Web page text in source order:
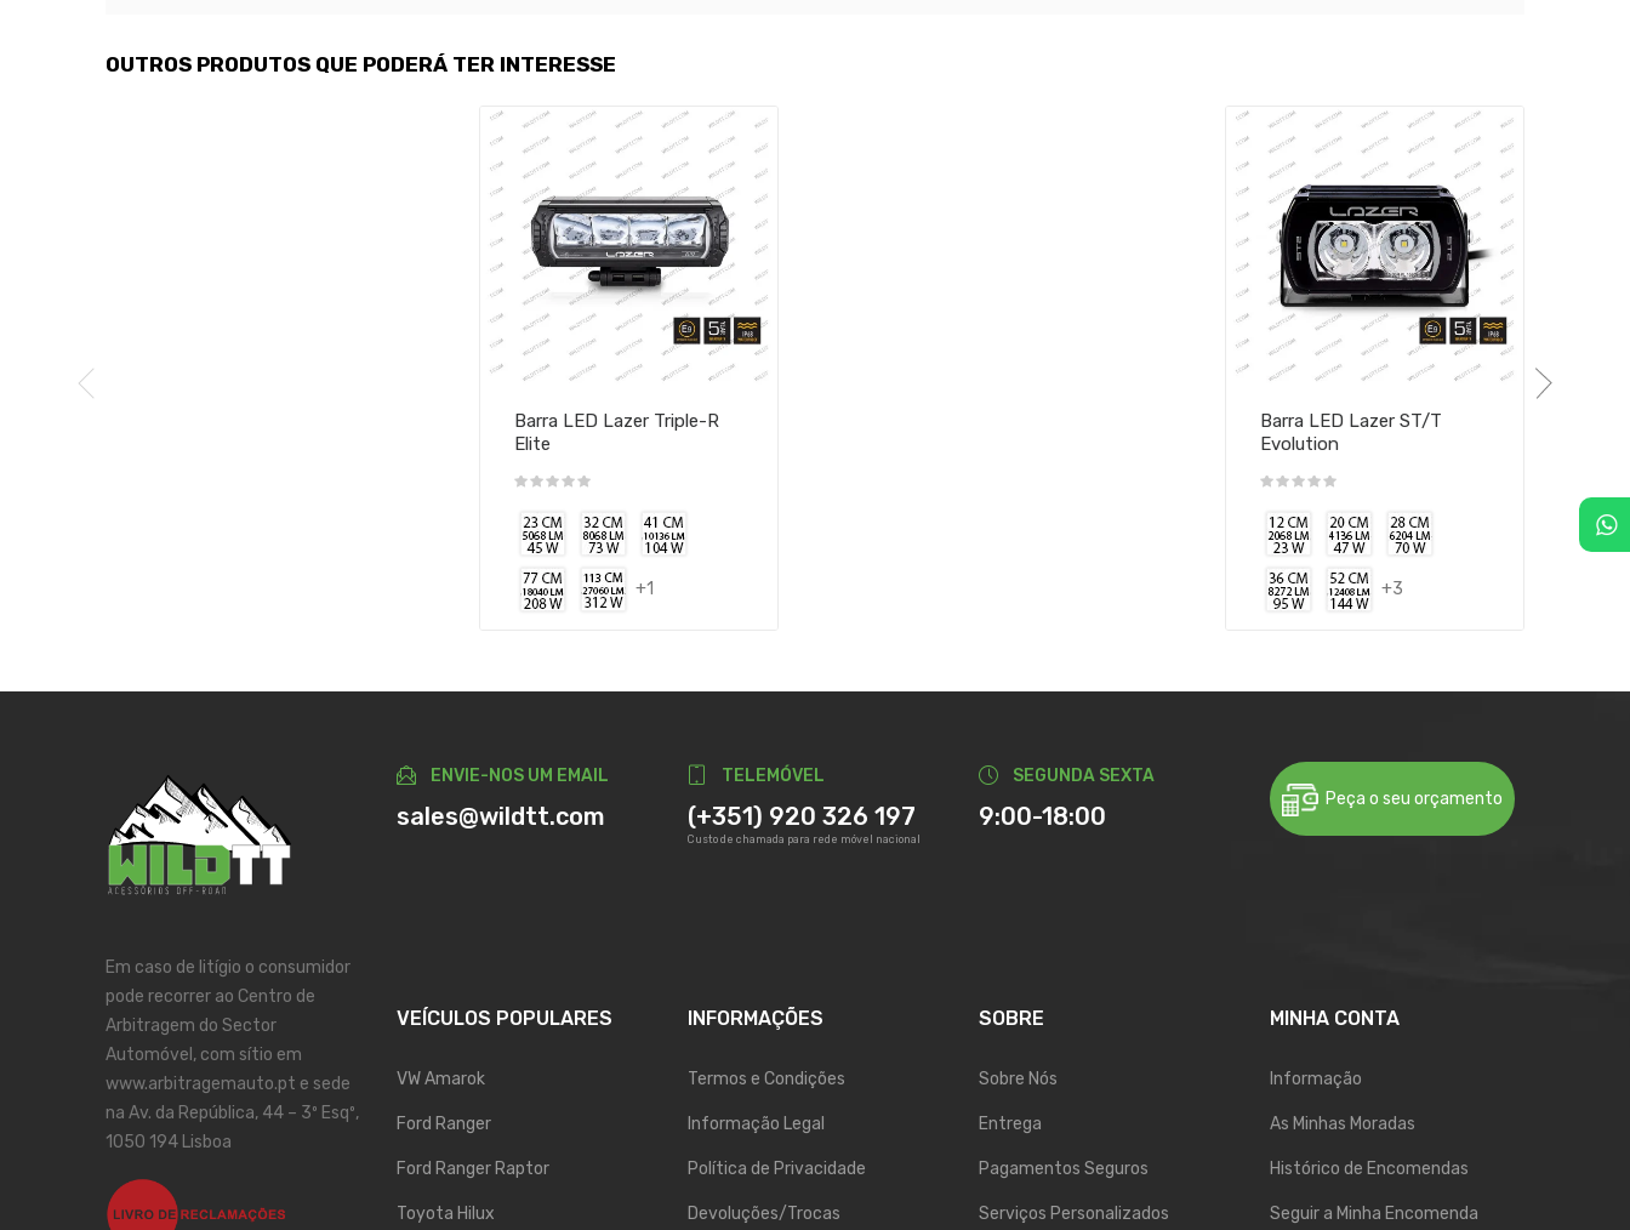
OUTROS PRODUTOS QUE PODERÁ TER INTERESSE
Barra LED Lazer Triple-R
Elite
+1
Barra LED Lazer ST/T
Evolution
+3
ENVIE-NOS UM EMAIL
sales@wildtt.com
TELEMÓVEL
(+351) 920 326 197
Custo de chamada para rede móvel nacional
SEGUNDA SEXTA
9:00-18:00
Peça o seu orçamento
Em caso de litígio o consumidor
pode recorrer ao Centro de
Arbitragem do Sector
Automóvel, com sítio em
www.arbitragemauto.pt e sede
na Av. da República, 44 – 3º Esqº,
1050 194 Lisboa
VEÍCULOS POPULARES
VW Amarok
Ford Ranger
Ford Ranger Raptor
Toyota Hilux
INFORMAÇÕES
Termos e Condições
Informação Legal
Política de Privacidade
Devoluções/Trocas
SOBRE
Sobre Nós
Entrega
Pagamentos Seguros
Serviços Personalizados
MINHA CONTA
Informação
As Minhas Moradas
Histórico de Encomendas
Seguir a Minha Encomenda